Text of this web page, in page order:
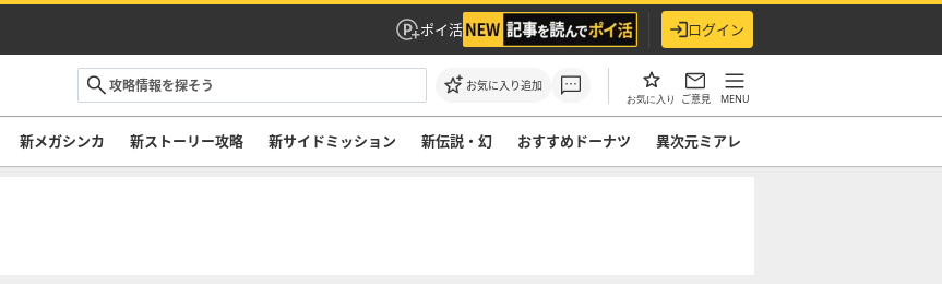
ポイ活 ログイン
お気に入り追加
お気に入り ご意見 MENU
新メガシンカ 新ストーリー攻略 新サイドミッション 新伝説・幻 おすすめドーナツ 異次元ミアレ